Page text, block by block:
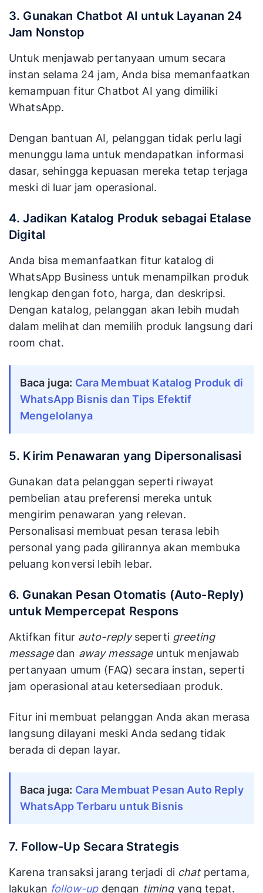
3. Gunakan Chatbot AI untuk Layanan 24
Jam Nonstop
Untuk menjawab pertanyaan umum secara
instan selama 24 jam, Anda bisa memanfaatkan
kemampuan fitur Chatbot AI yang dimiliki
WhatsApp.
Dengan bantuan AI, pelanggan tidak perlu lagi
menunggu lama untuk mendapatkan informasi
dasar, sehingga kepuasan mereka tetap terjaga
meski di luar jam operasional.
4. Jadikan Katalog Produk sebagai Etalase
Digital
Anda bisa memanfaatkan fitur katalog di
WhatsApp Business untuk menampilkan produk
lengkap dengan foto, harga, dan deskripsi.
Dengan katalog, pelanggan akan lebih mudah
dalam melihat dan memilih produk langsung dari
room chat.
Baca juga: Cara Membuat Katalog Produk di
WhatsApp Bisnis dan Tips Efektif
Mengelolanya
5. Kirim Penawaran yang Dipersonalisasi
Gunakan data pelanggan seperti riwayat
pembelian atau preferensi mereka untuk
mengirim penawaran yang relevan.
Personalisasi membuat pesan terasa lebih
personal yang pada gilirannya akan membuka
peluang konversi lebih lebar.
6. Gunakan Pesan Otomatis (Auto-Reply)
untuk Mempercepat Respons
Aktifkan fitur auto-replyseperti greeting
message dan away message untuk menjawab
pertanyaan umum (FAQ) secara instan, seperti
jam operasional atau ketersediaan produk.
Fitur ini membuat pelanggan Anda akan merasa
langsung dilayani meski Anda sedang tidak
berada di depan layar.
Baca juga: Cara Membuat Pesan Auto Reply
WhatsApp Terbaru untuk Bisnis
7. Follow-Up Secara Strategis
Karena transaksi jarang terjadi di chatpertama,
lakukan follow-updengan timingyang tepat.